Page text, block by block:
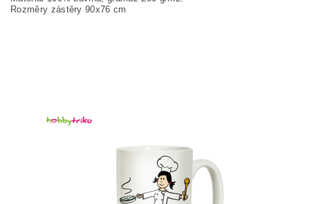
Rozměry zástěry 90x76 cm